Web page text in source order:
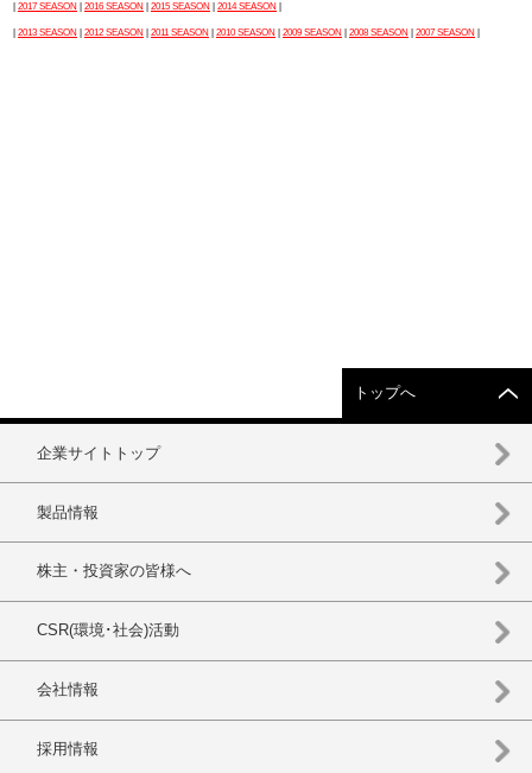
2017 SEASON 2016 SEASON 2015 SEASON 2014 SEASON
2013 SEASON 2012 SEASON 2011 SEASON 2010 SEASON 2009 SEASON 2008 SEASON 2007 SEASON
トップへ
企業サイトトップ
製品情報
株主・投資家の皆様へ
CSR(環境･社会)活動
会社情報
採用情報